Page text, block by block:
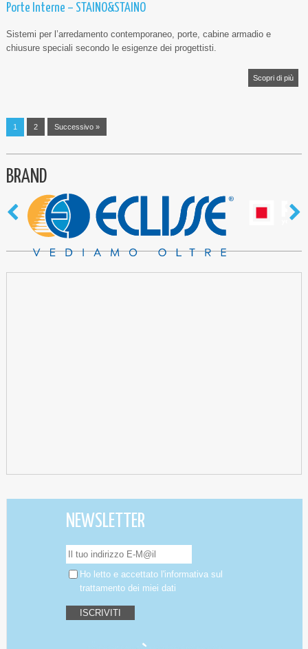
Porte Interne – STAINO&STAINO
Sistemi per l’arredamento contemporaneo, porte, cabine armadio e
chiusure speciali secondo le esigenze dei progettisti.
Scopri di più
1 2 Successivo »
BRAND
NEWSLETTER
Ho letto e accettato l'informativa sul
trattamento dei miei dati